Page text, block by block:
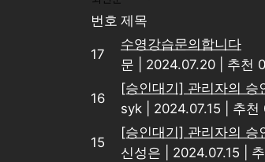
번호 제목
17
수영강습문의합니다
문
2024.07.20 추천 0
16
[승인대기] 관리자의 승
syk
2024.07.15 추천
15
[승인대기] 관리자의 승
신성은
2024.07.15